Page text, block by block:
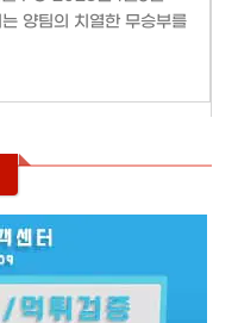
양팀의 치열한 무승부를